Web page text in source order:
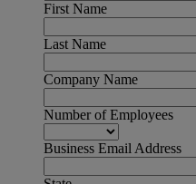
First Name
Last Name
Company Name
Number of Employees
Business Email Address